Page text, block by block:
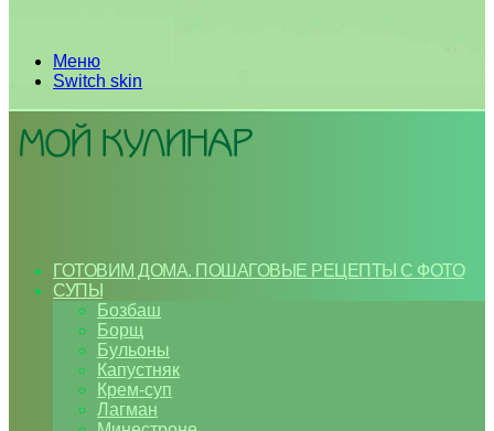
Меню
Switch skin
ГОТОВИМ ДОМА. ПОШАГОВЫЕ РЕЦЕПТЫ С ФОТО
СУПЫ
Бозбаш
Борщ
Бульоны
Капустняк
Крем-суп
Лагман